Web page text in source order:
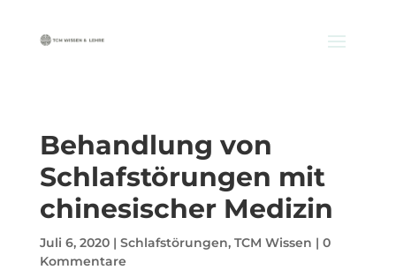
Behandlung von
Schlafstörungen mit
chinesischer Medizin
Juli 6, 2020| Schlafstörungen, TCM Wissen | 0
Kommentare